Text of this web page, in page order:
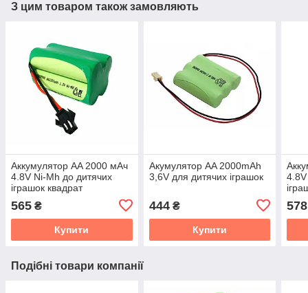
З цим товаром також замовляють
Аккумулятор AA 2000 мАч
4.8V Ni-Mh до дитячих
іграшок квадрат
565 ₴
Купити
Акумулятор AA 2000mAh
3,6V для дитячих іграшок
444₴
Купити
578
Подібні товари компанії